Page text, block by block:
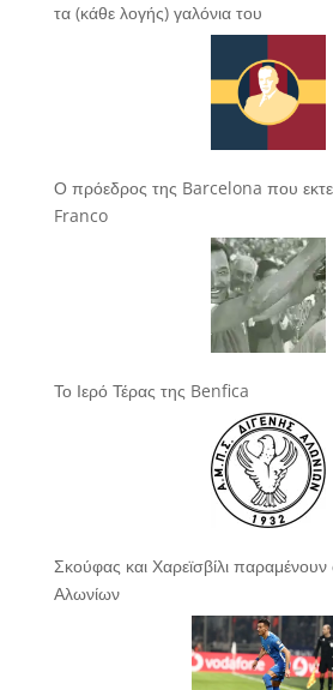
τα (κάθε λογής) γαλόνια του
Ο πρόεδρος της Barcelona που
Franco
Το Ιερό Τέρας της Benfica
Σκούφας και Χαρεϊσβίλι παραμένουν
Αλωνίων